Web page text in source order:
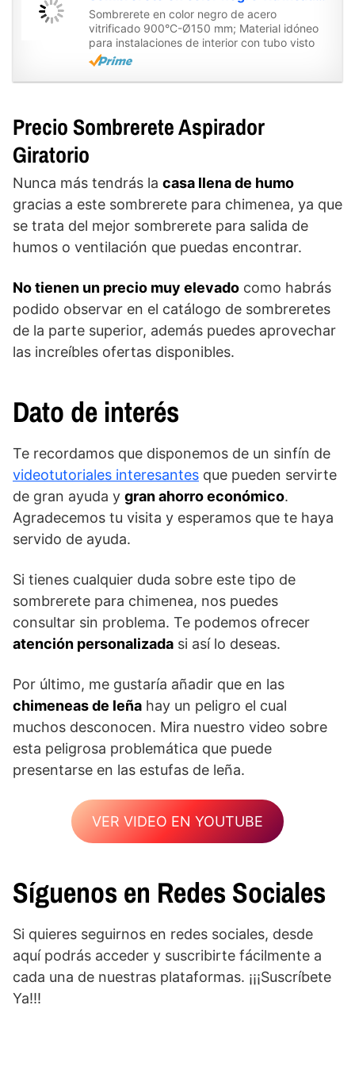
Sombrerete en color negro de acero
vitrificado 900°C-Ø150 mm; Material idóneo
para instalaciones de interior con tubo visto
Precio Sombrerete Aspirador
Giratorio
Nunca más tendrás la casa llena de humo
gracias a este sombrerete para chimenea, ya que
se trata del mejor sombrerete para salida de
humos o ventilación que puedas encontrar.
No tienen un precio muy elevado como habrás
podido observar en el catálogo de sombreretes
de la parte superior, además puedes aprovechar
las increíbles ofertas disponibles.
Dato de interés
Te recordamos que disponemos de un sinfín de
videotutoriales interesantes que pueden servirte
de gran ayuda y gran ahorro económico.
Agradecemos tu visita y esperamos que te haya
servido de ayuda.
Si tienes cualquier duda sobre este tipo de
sombrerete para chimenea, nos puedes
consultar sin problema. Te podemos ofrecer
atención personalizada si así lo deseas.
Por último, me gustaría añadir que en las
chimeneas de leña hay un peligro el cual
muchos desconocen. Mira nuestro video sobre
esta peligrosa problemática que puede
presentarse en las estufas de leña.
VER VIDEO EN YOUTUBE
Síguenos en Redes Sociales
Si quieres seguirnos en redes sociales, desde
aquí podrás acceder y suscribirte fácilmente a
cada una de nuestras plataformas. ¡¡¡Suscríbete
Ya!!!